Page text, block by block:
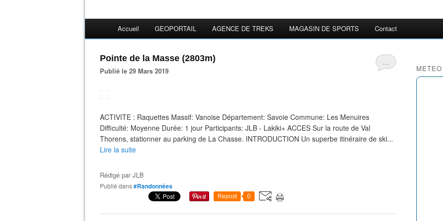
Accueil GEOPORTAIL AGENCE DE TREKS MAGASIN DE SPORTS Contact
…
Pointe de la Masse (2803m)
Publié le 29 Mars 2019
ACTIVITE : Raquettes Massif: Vanoise Département: Savoie Commune: Les Menuires
Difficulté: Moyenne Durée: 1 jour Participants: JLB - Lakiki+ ACCES Sur la route de Val
Thorens, stationner au parking de La Chasse. INTRODUCTION Un superbe itinéraire de ski...
Lire la suite
Rédigé parJLB
Publié dans#Randonnées
Repost 0
METEO